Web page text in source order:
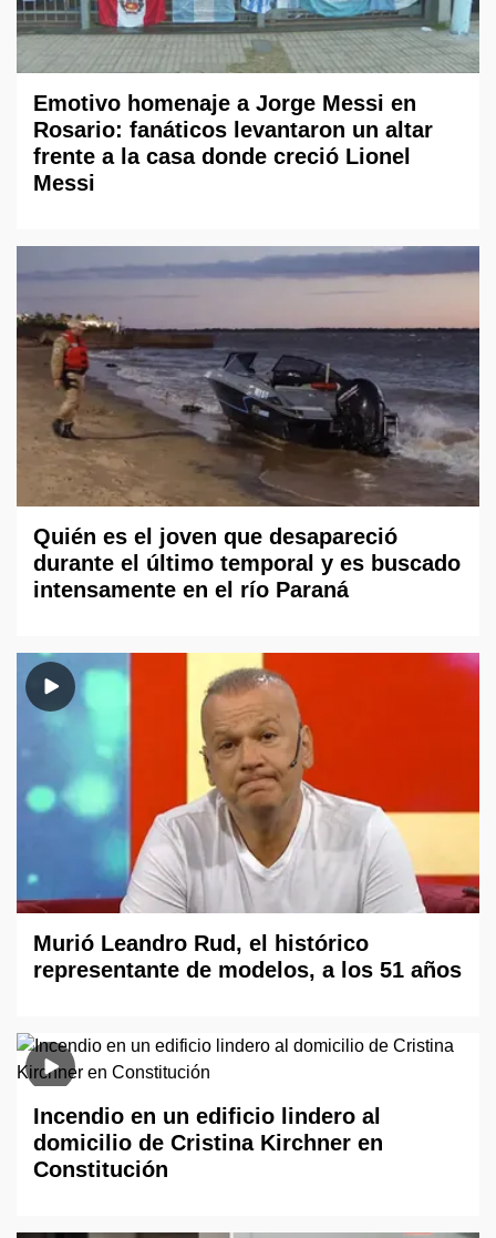
Emotivo homenaje a Jorge Messi en
Rosario: fanáticos levantaron un altar
frente a la casa donde creció Lionel
Messi
Quién es el joven que desapareció
durante el último temporal y es buscado
intensamente en el río Paraná
Murió Leandro Rud, el histórico
representante de modelos, a los 51 años
Incendio en un edificio lindero al
domicilio de Cristina Kirchner en
Constitución